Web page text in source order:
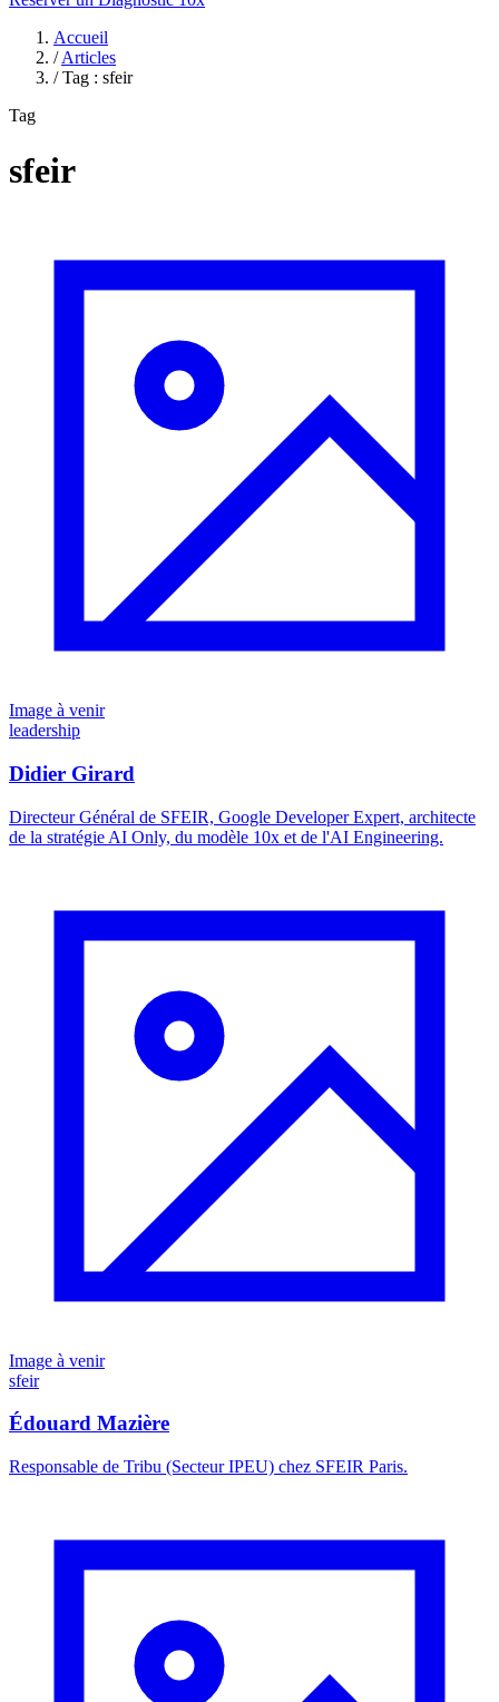
Accueil
/ Articles
/ Tag : sfeir
Tag
sfeir
Image à venir
leadership
Didier Girard
Directeur Général de SFEIR, Google Developer Expert, architecte
de la stratégie AI Only, du modèle 10x et de l'AI Engineering.
Image à venir
sfeir
Édouard Mazière
Responsable de Tribu (Secteur IPEU) chez SFEIR Paris.